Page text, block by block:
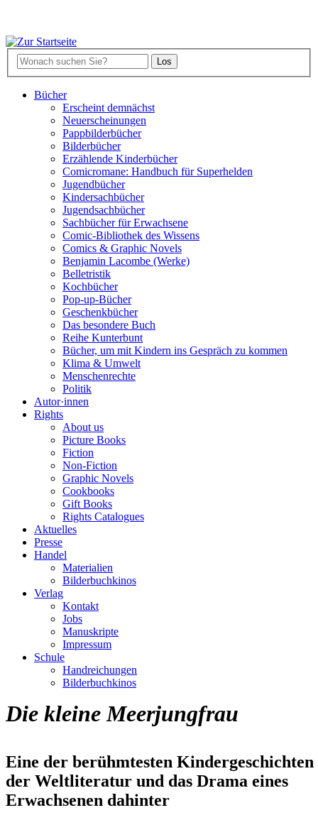
Bücher
Erscheint demnächst
Neuerscheinungen
Pappbilderbücher
Bilderbücher
Erzählende Kinderbücher
Comicromane: Handbuch für Superhelden
Jugendbücher
Kindersachbücher
Jugendsachbücher
Sachbücher für Erwachsene
Comic-Bibliothek des Wissens
Comics & Graphic Novels
Benjamin Lacombe (Werke)
Belletristik
Kochbücher
Pop-up-Bücher
Geschenkbücher
Das besondere Buch
Reihe Kunterbunt
Bücher, um mit Kindern ins Gespräch zu kommen
Klima & Umwelt
Menschenrechte
Politik
Autor·innen
Rights
About us
Picture Books
Fiction
Non-Fiction
Graphic Novels
Cookbooks
Gift Books
Rights Catalogues
Aktuelles
Presse
Handel
Materialien
Bilderbuchkinos
Verlag
Kontakt
Jobs
Manuskripte
Impressum
Schule
Handreichungen
Bilderbuchkinos
Die kleine Meerjungfrau
Eine der berühmtesten Kindergeschichten
der Weltliteratur und das Drama eines
Erwachsenen dahinter